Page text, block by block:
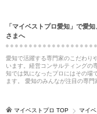
「マイベストプロ愛知」で愛
さまへ
愛知で活躍する専門家のこだわり
います。経営コンサルティングの
知では気になったプロにはその場
ます。 愛知のみんなが注目の専門
マイベストプロ TOP マイ